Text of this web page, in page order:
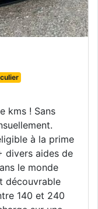
kms ! Sans
à la prime
divers aides de
le monde
découvrable
140 et 240